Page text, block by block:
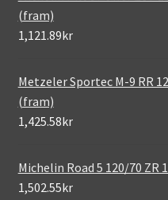
(fram)
1,121.89kr
Metzeler Sportec M-9 RR
(fram)
1,425.58kr
Michelin Road 5 120/70 ZR
1,502.55kr